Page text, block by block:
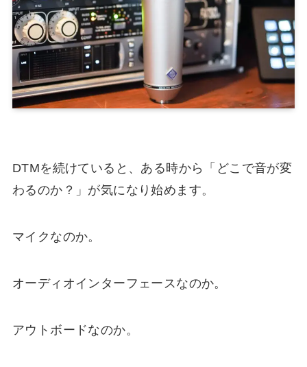
DTMを続けていると、ある時から「どこで音が変
わるのか？」が気になり始めます。
マイクなのか。
オーディオインターフェースなのか。
アウトボードなのか。